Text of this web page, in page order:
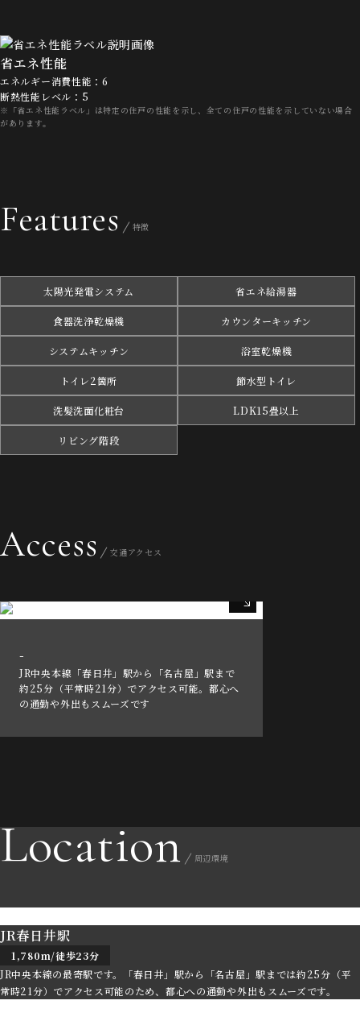
省エネ性能
エネルギー消費性能：6
断熱性能レベル：5
※「省エネ性能ラベル」は特定の住戸の性能を示し、全ての住戸の性能を示していない場合
があります。
Features 特徴
太陽光発電システム 省エネ給湯器
食器洗浄乾燥機 カウンターキッチン
システムキッチン 浴室乾燥機
トイレ2箇所 節水型トイレ
洗髪洗面化粧台 LDK15畳以上
リビング階段
Access 交通アクセス
-
JR中央本線「春日井」駅から「名古屋」駅まで
約25分（平常時21分）でアクセス可能。都心へ
の通勤や外出もスムーズです
Location 周辺環境
JR春日井駅
1,780m/徒歩23分
JR中央本線の最寄駅です。「春日井」駅から「名古屋」駅までは約25分（平
常時21分）でアクセス可能のため、都心への通勤や外出もスムーズです。